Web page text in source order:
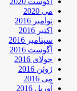
می 2020
نوامبر 2016
اکتبر 2016
سپتامبر 2016
آگوست 2016
جولای 2016
ژوئن 2016
می 2016
آوریل 2016